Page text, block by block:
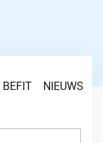
BEFIT NIEUWS